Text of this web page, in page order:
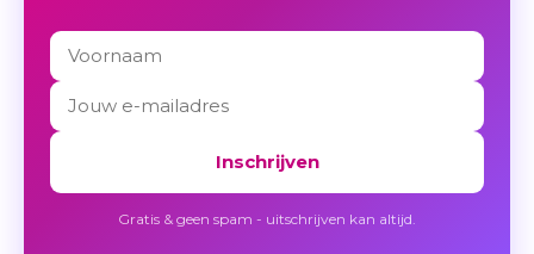
Inschrijven
Gratis & geen spam - uitschrijven kan altijd.